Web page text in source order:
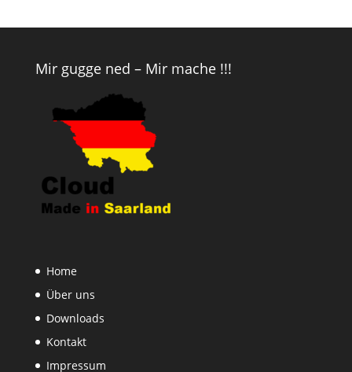
Mir gugge ned – Mir mache !!!
Home
Über uns
Downloads
Kontakt
Impressum